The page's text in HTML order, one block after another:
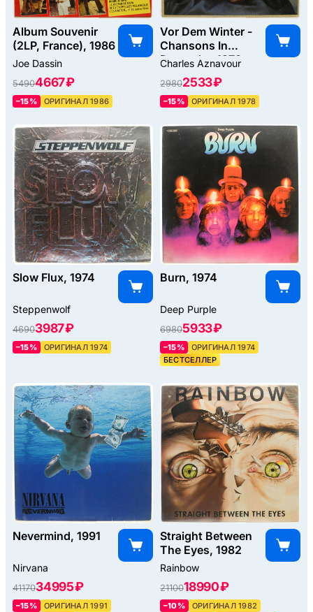
Album Souvenir
(2LP, France), 1986
Joe Dassin
54904667 ₽
–15% ОРИГИНАЛ 1986
Vor Dem Winter -
Chansons In
Deutsch-, 1978
Charles Aznavour
29802533 ₽
–15% ОРИГИНАЛ 1978
Slow Flux, 1974
Steppenwolf
46903987 ₽
–15% ОРИГИНАЛ 1974
Burn, 1974
Deep Purple
69805933 ₽
–15%
ОРИГИНАЛ 1974
БЕСТСЕЛЛЕР
Nevermind, 1991
Nirvana
4117034995 ₽
–15%
ОРИГИНАЛ 1991
Straight Between
The Eyes, 1982
Rainbow
2110018990 ₽
–10%
ОРИГИНАЛ 1982